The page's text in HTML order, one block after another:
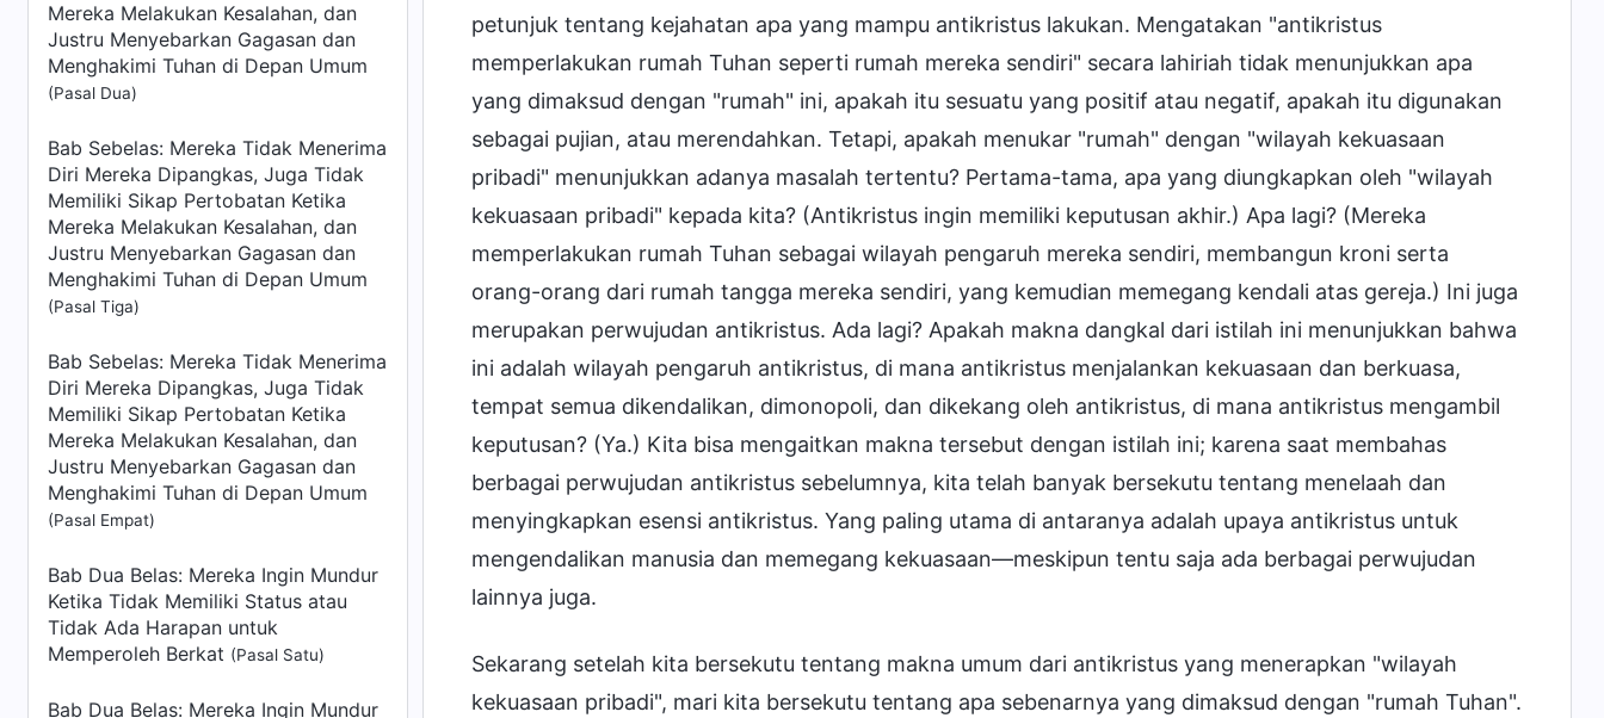
Mereka Melakukan Kesalahan, dan
Justru Menyebarkan Gagasan dan
Menghakimi Tuhan di Depan Umum
(Pasal Dua)
Bab Sebelas: Mereka Tidak Menerima
Diri Mereka Dipangkas, Juga Tidak
Memiliki Sikap Pertobatan Ketika
Mereka Melakukan Kesalahan, dan
Justru Menyebarkan Gagasan dan
Menghakimi Tuhan di Depan Umum
(Pasal Tiga)
Bab Sebelas: Mereka Tidak Menerima
Diri Mereka Dipangkas, Juga Tidak
Memiliki Sikap Pertobatan Ketika
Mereka Melakukan Kesalahan, dan
Justru Menyebarkan Gagasan dan
Menghakimi Tuhan di Depan Umum
(Pasal Empat)
Bab Dua Belas: Mereka Ingin Mundur
Ketika Tidak Memiliki Status atau
Tidak Ada Harapan untuk
Memperoleh Berkat (Pasal Satu)
Bab Dua Belas: Mereka Ingin Mundur
petunjuk tentang kejahatan apa yang mampu antikristus lakukan. Mengatakan "antikristus
memperlakukan rumah Tuhan seperti rumah mereka sendiri" secara lahiriah tidak menunjukkan apa
yang dimaksud dengan "rumah" ini, apakah itu sesuatu yang positif atau negatif, apakah itu digunakan
sebagai pujian, atau merendahkan. Tetapi, apakah menukar "rumah" dengan "wilayah kekuasaan
pribadi" menunjukkan adanya masalah tertentu? Pertama-tama, apa yang diungkapkan oleh "wilayah
kekuasaan pribadi" kepada kita? (Antikristus ingin memiliki keputusan akhir.) Apa lagi? (Mereka
memperlakukan rumah Tuhan sebagai wilayah pengaruh mereka sendiri, membangun kroni serta
orang-orang dari rumah tangga mereka sendiri, yang kemudian memegang kendali atas gereja.) Ini juga
merupakan perwujudan antikristus. Ada lagi? Apakah makna dangkal dari istilah ini menunjukkan bahwa
ini adalah wilayah pengaruh antikristus, di mana antikristus menjalankan kekuasaan dan berkuasa,
tempat semua dikendalikan, dimonopoli, dan dikekang oleh antikristus, di mana antikristus mengambil
keputusan? (Ya.) Kita bisa mengaitkan makna tersebut dengan istilah ini; karena saat membahas
berbagai perwujudan antikristus sebelumnya, kita telah banyak bersekutu tentang menelaah dan
menyingkapkan esensi antikristus. Yang paling utama di antaranya adalah upaya antikristus untuk
mengendalikan manusia dan memegang kekuasaan—meskipun tentu saja ada berbagai perwujudan
lainnya juga.
Sekarang setelah kita bersekutu tentang makna umum dari antikristus yang menerapkan "wilayah
kekuasaan pribadi", mari kita bersekutu tentang apa sebenarnya yang dimaksud dengan "rumah Tuhan".